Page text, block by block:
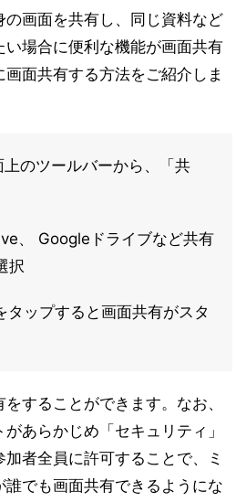
画面を共有し、同じ資料など
い場合に便利な機能が画面共有
面共有する方法をご紹介しま
上のツールバーから、「共
、 Googleドライブなど共有
択
タップすると画面共有がスタ
することができます。なお、
あらかじめ「セキュリティ」
者全員に許可することで、ミ
でも画面共有できるようにな